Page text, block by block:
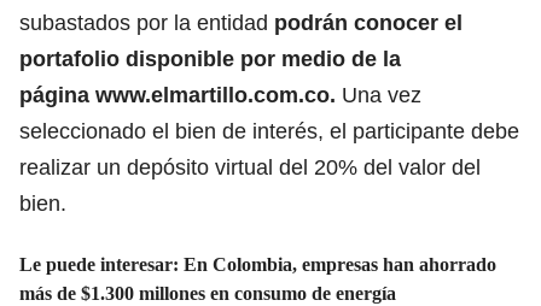
subastados por la entidad podrán conocer el
portafolio disponible por medio de la
página www.elmartillo.com.co. Una vez
seleccionado el bien de interés, el participante debe
realizar un depósito virtual del 20% del valor del
bien.
Le puede interesar: En Colombia, empresas han ahorrado
más de $1.300 millones en consumo de energía